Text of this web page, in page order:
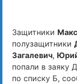
Защитники
полузащитники
Загалевич,
попали в заяку
по списку Б,